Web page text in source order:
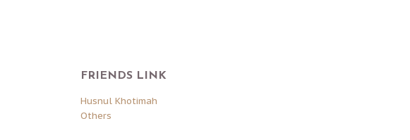
FRIENDS LINK
Husnul Khotimah
Others